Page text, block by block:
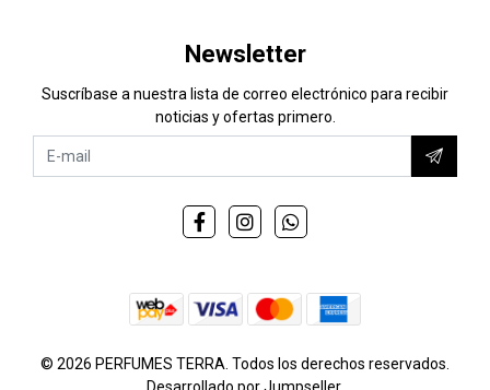
Newsletter
Suscríbase a nuestra lista de correo electrónico para recibir
noticias y ofertas primero.
© 2026 PERFUMES TERRA. Todos los derechos reservados.
Desarrollado por Jumpseller.